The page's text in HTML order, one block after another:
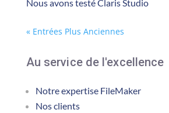
Nous avons testé Claris Studio
« Entrées Plus Anciennes
Au service de l'excellence
Notre expertise FileMaker
Nos clients